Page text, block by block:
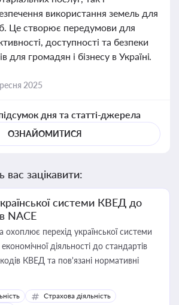
використання земель для
Це створює передумови для
доступності та безпеки
для громадян і бізнесу в Україні.
2025
дня та статті-джерела
ОЗНАЙОМИТИСЯ
зацікавити:
системи КВЕД до
NACE
охоплює перехід української системи
економічної діяльності до стандартів
КВЕД та пов'язані нормативні
Страхова діяльність